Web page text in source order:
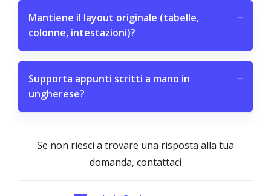
Mantiene il layout originale (tabelle,
colonne, intestazioni)?
−
Supporta appunti scritti a mano in
ungherese?
−
Se non riesci a trovare una risposta alla tua
domanda, contattaci